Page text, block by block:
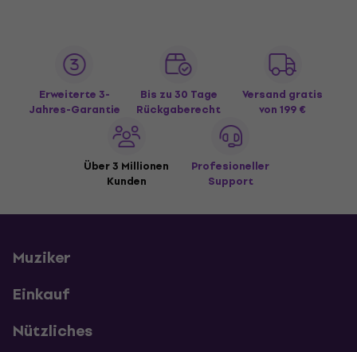
Erweiterte 3-
Jahres-Garantie
Bis zu 30 Tage
Rückgaberecht
Versand gratis
von 199 €
Über 3 Millionen
Kunden
Profesioneller
Support
Muziker
Einkauf
Nützliches